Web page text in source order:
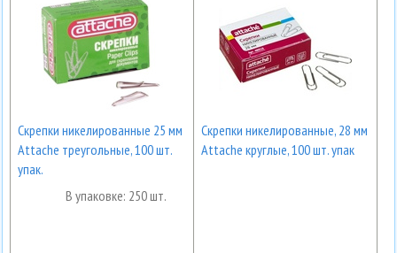
Скрепки никелированные 25 мм
Attache треугольные, 100 шт.
упак.
В упаковке: 250 шт.
Скрепки никелированные, 28 мм
Attache круглые, 100 шт. упак